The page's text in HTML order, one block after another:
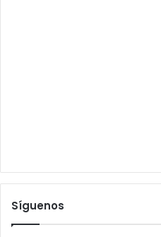
Síguenos